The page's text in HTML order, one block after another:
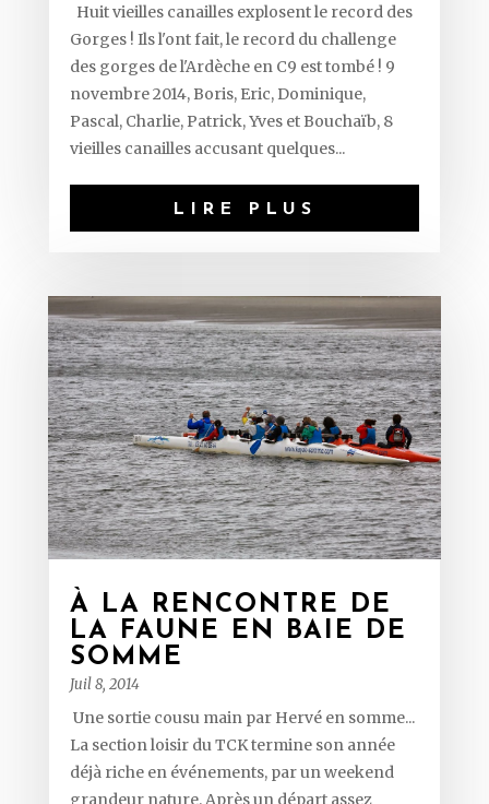
Huit vieilles canailles explosent le record des
Gorges ! Ils l'ont fait, le record du challenge
des gorges de l'Ardèche en C9 est tombé ! 9
novembre 2014, Boris, Eric, Dominique,
Pascal, Charlie, Patrick, Yves et Bouchaïb, 8
vieilles canailles accusant quelques...
LIRE PLUS
À LA RENCONTRE DE
LA FAUNE EN BAIE DE
SOMME
Juil 8, 2014
Une sortie cousu main par Hervé en somme...
La section loisir du TCK termine son année
déjà riche en événements, par un weekend
grandeur nature. Après un départ assez